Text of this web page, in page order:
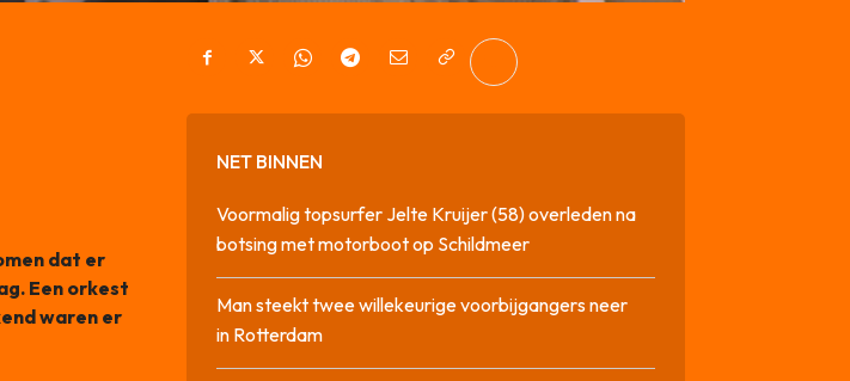
dat er
Een orkest
waren er
NET BINNEN
Voormalig topsurfer Jelte Kruijer (58) overleden na
botsing met motorboot op Schildmeer
Man steekt twee willekeurige voorbijgangers neer
in Rotterdam